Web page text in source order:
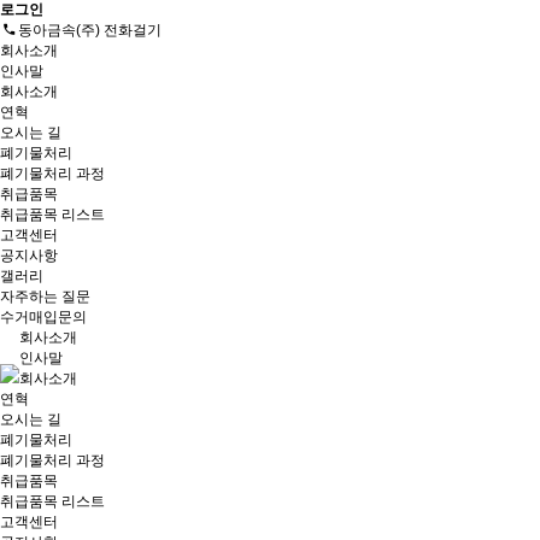
로그인
동아금속(주) 전화걸기
회사소개
인사말
회사소개
연혁
오시는 길
폐기물처리
폐기물처리 과정
취급품목
취급품목 리스트
고객센터
공지사항
갤러리
자주하는 질문
수거매입문의
회사소개
인사말
회사소개
연혁
오시는 길
폐기물처리
폐기물처리 과정
취급품목
취급품목 리스트
고객센터